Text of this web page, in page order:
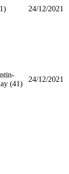
24/12/2021
(41)
24/12/2021